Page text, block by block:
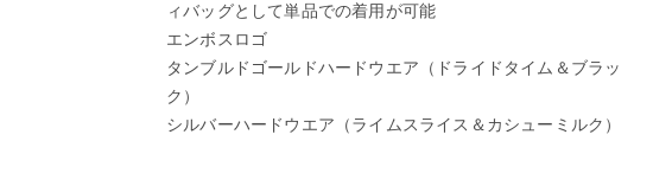
ィバッグとして単品での着用が可能
エンボスロゴ
タンブルドゴールドハードウエア（ドライドタイム＆ブラッ
ク）
シルバーハードウエア（ライムスライス＆カシューミルク）